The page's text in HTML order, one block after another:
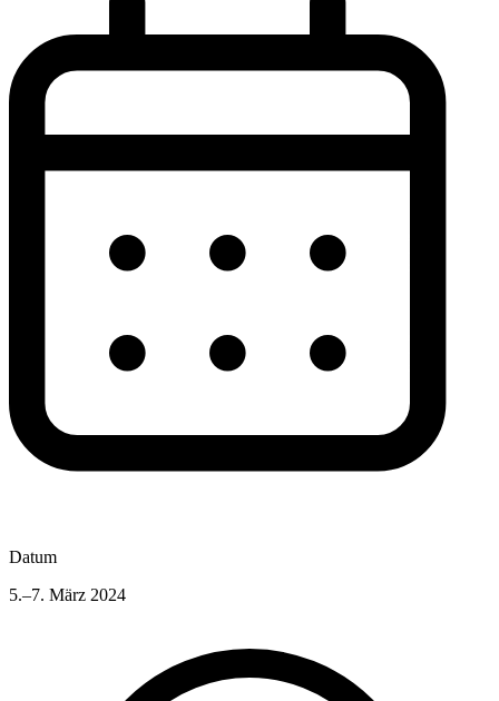
Datum
5.–7. März 2024